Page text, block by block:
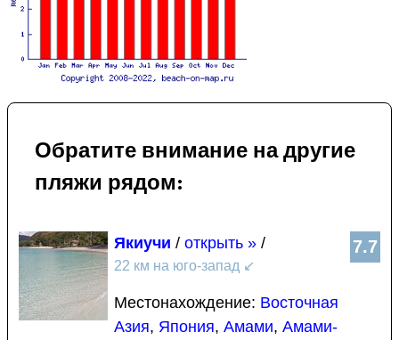
Обратите внимание на другие
пляжи рядом:
7.7
Якиучи / открыть » /
22 км на юго-запад ↙
Местонахождение: Восточная
Азия, Япония, Амами, Амами-